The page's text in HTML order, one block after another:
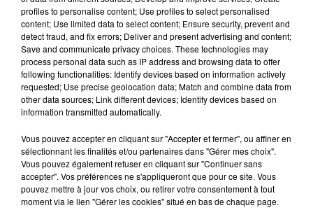
choix !
Destination Vacances - Gagnez
votre séjour en famille au cœur
de la...
Podcasts Voir plus
profiles to personalise content; Use profiles to select personalised
content; Use limited data to select content; Ensure security, prevent and
detect fraud, and fix errors; Deliver and present advertising and content;
Save and communicate privacy choices. These technologies may
process personal data such as IP address and browsing data to offer
following functionalities: Identify devices based on information actively
requested; Use precise geolocation data; Match and combine data from
other data sources; Link different devices; Identify devices based on
information transmitted automatically.
Vous pouvez accepter en cliquant sur "Accepter et fermer", ou affiner en
sélectionnant les finalités et/ou partenaires dans "Gérer mes choix".
Vous pouvez également refuser en cliquant sur "Continuer sans
accepter". Vos préférences ne s'appliqueront que pour ce site. Vous
pouvez mettre à jour vos choix, ou retirer votre consentement à tout
moment via le lien "Gérer les cookies" situé en bas de chaque page.